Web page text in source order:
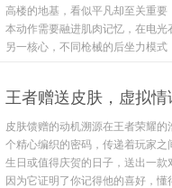
高楼的地基，看似平凡却至关重
本动作需要融进肌肉记忆，在电
另一核心，不同枪械的后坐力模
王者赠送皮肤，虚拟
皮肤馈赠的动机溯源在王者荣耀
个精心编织的密码，传递着玩家
生日或值得庆贺的日子，送出一
因为它证明了你记得他的喜好，